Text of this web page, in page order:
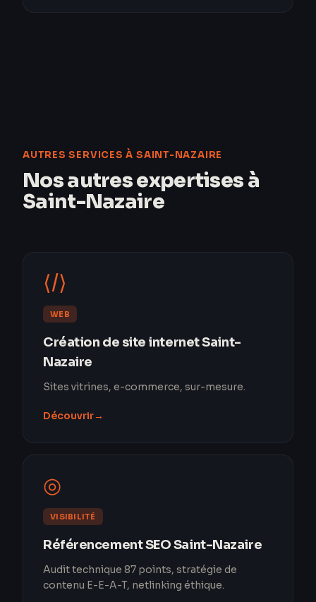
AUTRES SERVICES À SAINT-NAZAIRE
Nos autres expertises à
Saint-Nazaire
⟨/⟩
WEB
Création de site internet Saint-
Nazaire
Sites vitrines, e-commerce, sur-mesure.
Découvrir→
◎
VISIBILITÉ
Référencement SEO Saint-Nazaire
Audit technique 87 points, stratégie de
contenu E-E-A-T, netlinking éthique.